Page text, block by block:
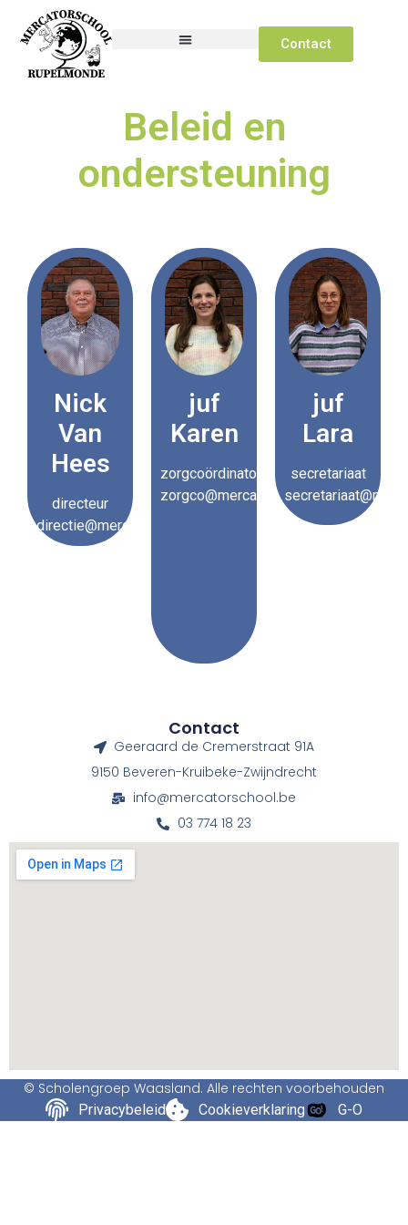
Contact
Beleid en
ondersteuning
Nick
Van
Hees
directeur
directie@mercatorschool.be
juf
Karen
zorgcoördinator
zorgco@mercatorschool.be
juf
Lara
secretariaat
Contact
Geeraard de Cremerstraat 91A
9150 Beveren-Kruibeke-Zwijndrecht
info@mercatorschool.be
03 774 18 23
© Scholengroep Waasland. Alle rechten voorbehouden
Privacybeleid Cookieverklaring G-O